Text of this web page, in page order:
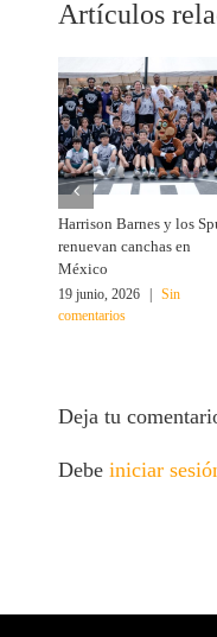
Artículos
Harrison Barnes y los
renuevan canchas en
México
19 junio, 2026
Sin
comentarios
Deja tu
Debeiniciar